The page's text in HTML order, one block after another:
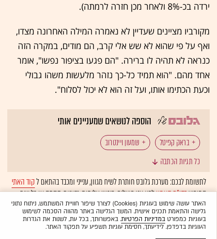
ירדה בכ-8% ולאחר מכן חזרה לרמתה).
מקורביו מציינים שעדיין לא נאמרה המילה האחרונה מצדו,
ואף על פי שהוא לא שש אלי קרב, הם מודים, במקרה הזה
כנראה לא תהיה לו ברירה. "הם פגעו בציפור נפשו", אומר
אחד מהם. "הוא תמיד כל-כך נזהר מלעשות משהו גבולי
וכעת הכתימו אותו, ועל זה הוא לא יכול לסלוח".
הוספה לנושאים שמעניינים אותי
בראק קפיטל
שמעון ויינטרוב
כל תגיות הכתבה
לתשומת לבכם: מערכת גלובס חותרת לשיח מגוון, ענייני ומכבד בהתאם לקוד האתי
המופיעבדו"ח האמוןלפיו אנו פועלים. ביטויי אלימות, גזענות, הסתה או כל שיח
בלתי הולם אחר מסוננים בצורהאוטומטיתולא יפורסמו באתר.
האתר עושה שימוש בעוגיות (Cookies) לצורך שיפור חוויית המשתמש, ניתוח נתוני
גלישה והתאמת תכנים אישית. המשך הגלישה באתר מהווה הסכמה לשימוש
בעוגיות כמפורטבמדיניות הפרטיות. באפשרותך, בכל עת, לשנות את הגדרות
העוגיות בדפדפן. לידיעתך, חסימת עוגיות תשפיע על תפקוד האתר.